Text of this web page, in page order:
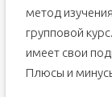
метод
групповой
имеет свои
Плюсы и